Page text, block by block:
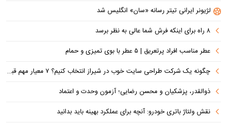
لژیونر ایرانی تیتر رسانه «سان» انگلیس شد
۸ راه برای اینکه فرش شما عالی به نظر برسد
عطر مناسب افراد پرتعریق | ۵ عطر با بوی تمیزی و حمام
چگونه یک شرکت طراحی سایت خوب در شیراز انتخاب کنیم؟ ۷ معیار مهم قبل از سفارش سایت
ذوالقدر، پزشکیان و محسن رضایی؛ آزمون وحدت و اعتماد
نقش ولتاژ باتری خودرو: آنچه برای عملکرد بهینه باید بدانید